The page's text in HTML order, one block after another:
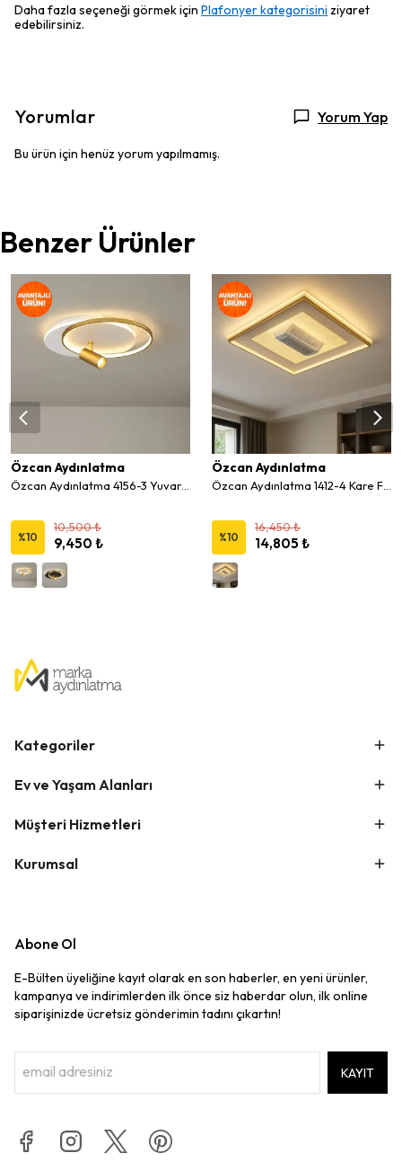
Daha fazla seçeneği görmek için Plafonyer kategorisini ziyaret
edebilirsiniz.
Yorumlar Yorum Yap
Bu ürün için henüz yorum yapılmamış.
Benzer Ürünler
Özcan Aydınlatma
%10
10,500 ₺
9,450 ₺
Özcan Aydınlatma
%10
16,450 ₺
14,805 ₺
Kategoriler
Ev ve Yaşam Alanları
Müşteri Hizmetleri
Kurumsal
Abone Ol
E-Bülten üyeliğine kayıt olarak en son haberler, en yeni ürünler,
kampanya ve indirimlerden ilk önce siz haberdar olun, ilk online
siparişinizde ücretsiz gönderimin tadını çıkartın!
KAYIT